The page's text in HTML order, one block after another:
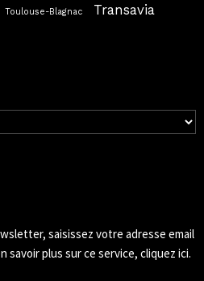
Toulouse-Blagnac Transavia
saisissez votre adresse email
savoir plus sur ce service, cliquez ici.